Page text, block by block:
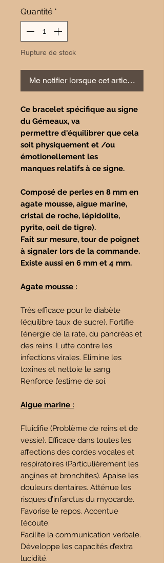
Quantité *
Rupture de stock
Me notifier lorsque cet article est
Ce bracelet spécifique au signe
du Gémeaux, va
permettre d'équilibrer que cela
soit physiquement et /ou
émotionellement les
manques relatifs à ce signe.
Composé de perles en 8 mm en
agate mousse, aigue marine,
cristal de roche, lépidolite,
pyrite, oeil de tigre).
Fait sur mesure, tour de poignet
à signaler lors de la commande.
Existe aussi en 6 mm et 4 mm.
Agate mousse :
Très efficace pour le diabète
(équilibre taux de sucre). Fortifie
l’énergie de la rate, du pancréas et
des reins. Lutte contre les
infections virales. Elimine les
toxines et nettoie le sang.
Renforce l’estime de soi.
Aigue marine :
Fluidifie (Problème de reins et de
vessie). Efficace dans toutes les
affections des cordes vocales et
respiratoires (Particulièrement les
angines et bronchites). Apaise les
douleurs dentaires. Atténue les
risques d’infarctus du myocarde.
Favorise le repos. Accentue
l’écoute.
Facilite la communication verbale.
Développe les capacités d’extra
lucidité.